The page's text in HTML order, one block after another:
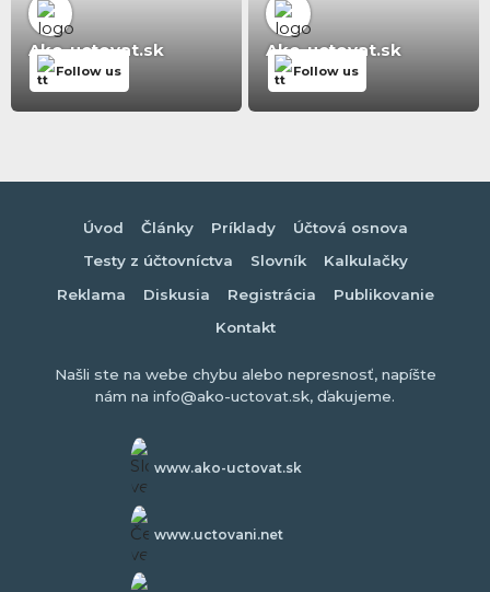
Ako-uctovat.sk
Follow us
Ako-uctovat.sk
Follow us
Úvod Články Príklady
Účtová osnova
Testy z účtovníctva
Slovník
Kalkulačky
Reklama
Diskusia Registrácia
Publikovanie
Kontakt
Našli ste na webe chybu alebo nepresnosť, napíšte
nám na info@ako-uctovat.sk, ďakujeme.
www.ako-uctovat.sk
www.uctovani.net